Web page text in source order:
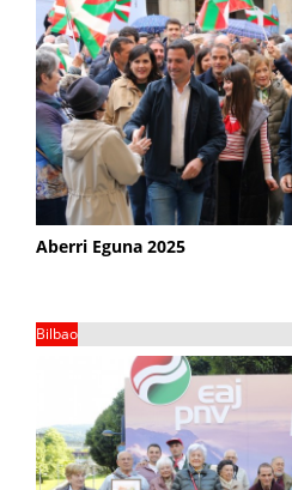
Aberri Eguna 2025
Bilbao